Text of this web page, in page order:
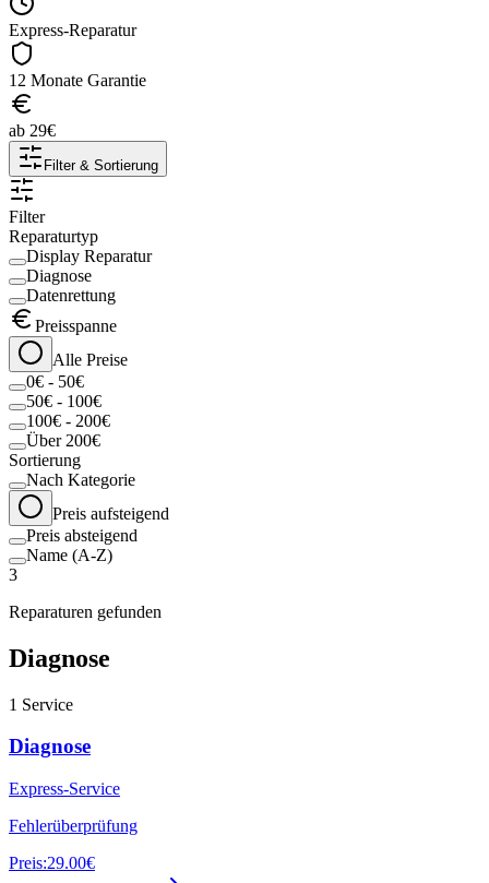
Express-Reparatur
12 Monate Garantie
ab 29€
Filter & Sortierung
Filter
Reparaturtyp
Display Reparatur
Diagnose
Datenrettung
Preisspanne
Alle Preise
0€ - 50€
50€ - 100€
100€ - 200€
Über 200€
Sortierung
Nach Kategorie
Preis aufsteigend
Preis absteigend
Name (A-Z)
3
Reparaturen gefunden
Diagnose
1 Service
Diagnose
Express-Service
Fehlerüberprüfung
Preis:29.00€